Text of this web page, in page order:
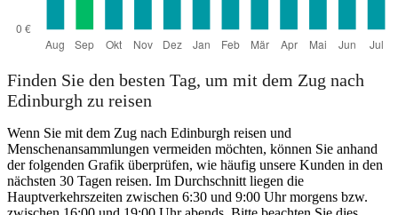
Finden Sie den besten Tag, um mit dem Zug nach
Edinburgh zu reisen
Wenn Sie mit dem Zug nach Edinburgh reisen und
Menschenansammlungen vermeiden möchten, können Sie anhand
der folgenden Grafik überprüfen, wie häufig unsere Kunden in den
nächsten 30 Tagen reisen. Im Durchschnitt liegen die
Hauptverkehrszeiten zwischen 6:30 und 9:00 Uhr morgens bzw.